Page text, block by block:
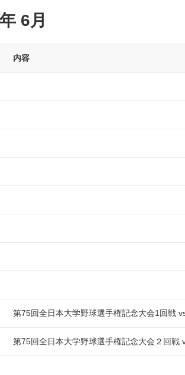
6月
内容
第75回全日本大学野球選手権記念大会1回戦
第75回全日本大学野球選手権記念大会２回戦